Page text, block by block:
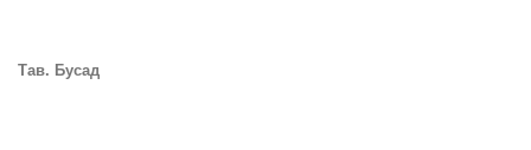
Тав. Бусад